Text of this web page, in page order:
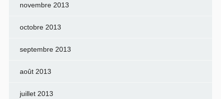
novembre 2013
octobre 2013
septembre 2013
août 2013
juillet 2013